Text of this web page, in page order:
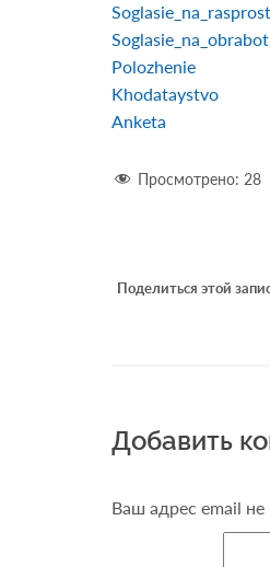
Polozhenie
Khodataystvo
Anketa
Просмотрено: 28
Поделиться этой
Добавить
Ваш адрес email не